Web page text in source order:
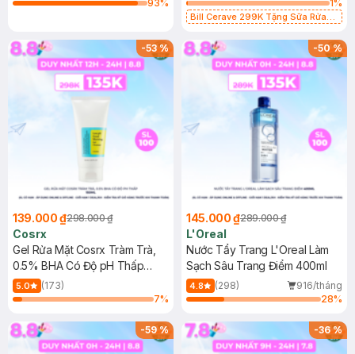
93% 1%
Bill Cerave 299K Tặng Sữa Rửa
-53%
139.000 ₫298.000 ₫
Cosrx
Gel Rửa Mặt Cosrx Tràm Trà,
0.5% BHA Có Độ pH Thấp
150ml
5.0
(173)
7%
-50%
145.000 ₫289.000 ₫
L'Oreal
Nước Tẩy Trang L'Oreal Làm
Sạch Sâu Trang Điểm 400ml
4.8 (298)
916/tháng
28%
-59% -36%